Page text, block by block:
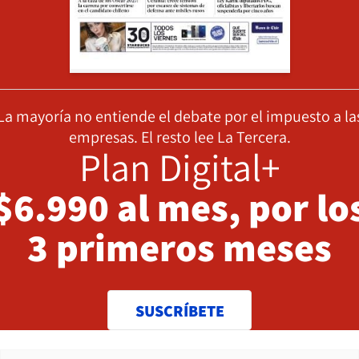
mayoría no entiende el debate por el impuesto a
empresas. El resto lee La Tercera.
Plan Digital+
al mes, por
3 primeros meses
SUSCRÍBETE